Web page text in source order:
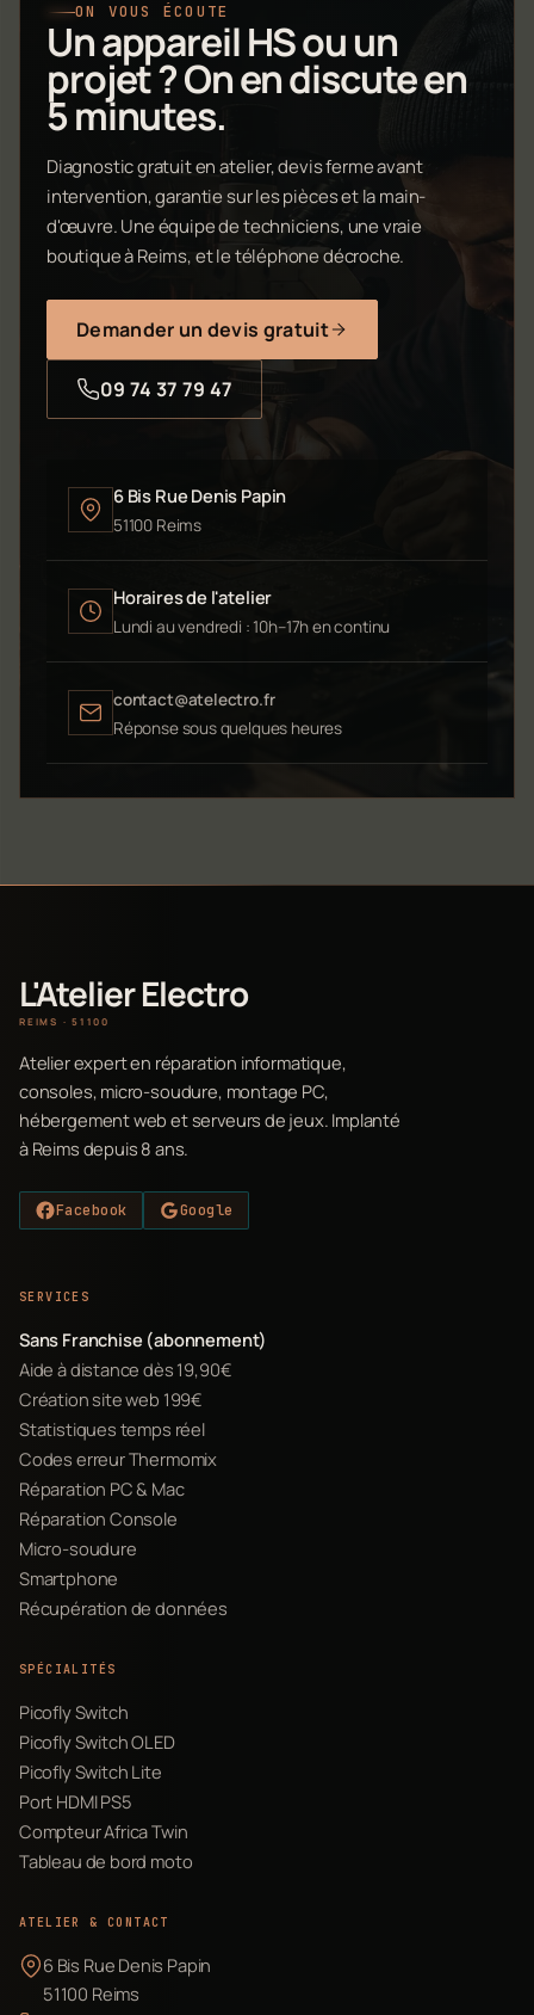
ON VOUS ÉCOUTE
Un appareil HS ou un
projet ? On en discute en
5 minutes.
Diagnostic gratuit en atelier, devis ferme avant
intervention, garantie sur les pièces et la main-
d'œuvre. Une équipe de techniciens, une vraie
boutique à Reims, et le téléphone décroche.
Demander un devis gratuit
09 74 37 79 47
6 Bis Rue Denis Papin
51100 Reims
Horaires de l'atelier
Lundi au vendredi : 10h–17h en continu
contact@atelectro.fr
Réponse sous quelques heures
L'Atelier Electro
REIMS · 51100
Atelier expert en réparation informatique,
consoles, micro-soudure, montage PC,
hébergement web et serveurs de jeux. Implanté
à Reims depuis 8 ans.
Facebook Google
SERVICES
Sans Franchise (abonnement)
Aide à distance dès 19,90€
Création site web 199€
Statistiques temps réel
Codes erreur Thermomix
Réparation PC & Mac
Réparation Console
Micro-soudure
Smartphone
Récupération de données
SPÉCIALITÉS
Picofly Switch
Picofly Switch OLED
Picofly Switch Lite
Port HDMI PS5
Compteur Africa Twin
Tableau de bord moto
ATELIER & CONTACT
6 Bis Rue Denis Papin
51100 Reims